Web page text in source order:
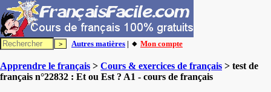
Autres matières | 🔸 Mon compte
Apprendre le français > Cours & exercices de français > test de
français n°22832 : Et ou Est ? A1 - cours de français